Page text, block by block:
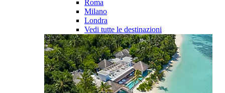
Roma
Milano
Londra
Vedi tutte le destinazioni